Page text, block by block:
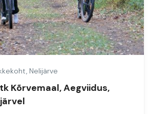
Nelijärve
Kõrvemaal, Aegviidus,